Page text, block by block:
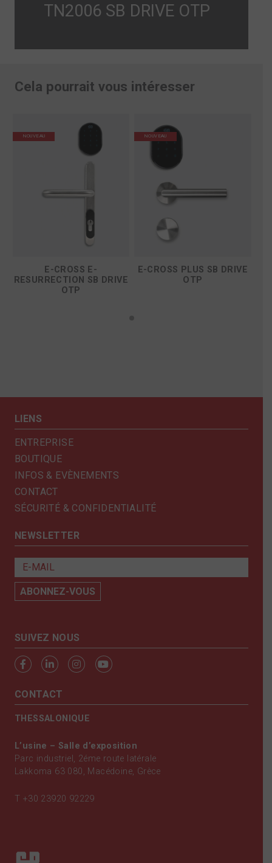
TN2006 SB DRIVE OTP
Cela pourrait vous intéresser
E-CROSS E-
RESURRECTION SB DRIVE
OTP
NOUVEAU
E-CROSS PLUS SB DRIVE
OTP
NOUVEAU
LIENS
ENTREPRISE
BOUTIQUE
INFOS & EVÈNEMENTS
CONTACT
SÉCURITÉ & CONFIDENTIALITÉ
NEWSLETTER
SUIVEZ NOUS
CONTACT
THESSALONIQUE
L’usine – Salle d’exposition
Parc industriel, 2éme route latérale
Lakkoma 63 080, Macédoine, Grèce
T +30 23920 92229